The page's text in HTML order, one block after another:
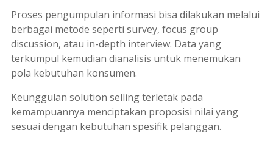
Proses pengumpulan informasi bisa dilakukan melalui
berbagai metode seperti survey, focus group
discussion, atau in-depth interview. Data yang
terkumpul kemudian dianalisis untuk menemukan
pola kebutuhan konsumen.
Keunggulan solution sellingterletak pada
kemampuannya menciptakan proposisi nilai yang
sesuai dengan kebutuhan spesifik pelanggan.